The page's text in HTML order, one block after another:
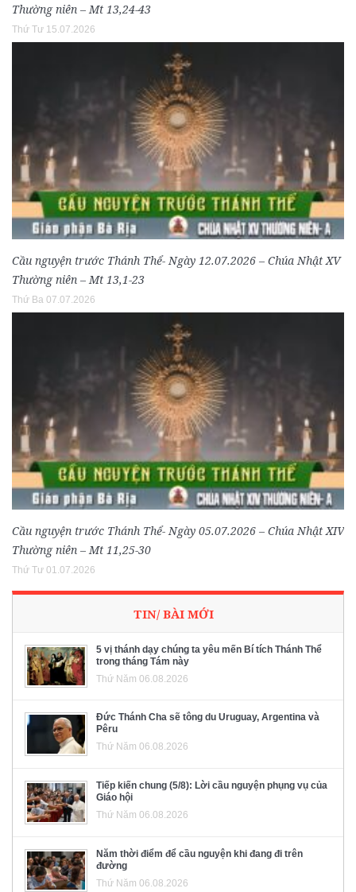
Thường niên – Mt 13,24-43
Thứ Tư 15.07.2026
Cầu nguyện trước Thánh Thể- Ngày 12.07.2026 – Chúa Nhật XV
Thường niên – Mt 13,1-23
Thứ Ba 07.07.2026
Cầu nguyện trước Thánh Thể- Ngày 05.07.2026 – Chúa Nhật XIV
Thường niên – Mt 11,25-30
Thứ Tư 01.07.2026
TIN/ BÀI MỚI
5 vị thánh dạy chúng ta yêu mến Bí tích Thánh Thể
trong tháng Tám này
Thứ Năm 06.08.2026
Đức Thánh Cha sẽ tông du Uruguay, Argentina và
Pêru
Thứ Năm 06.08.2026
Tiếp kiến chung (5/8): Lời cầu nguyện phụng vụ của
Giáo hội
Thứ Năm 06.08.2026
Năm thời điểm để cầu nguyện khi đang đi trên
đường
Thứ Năm 06.08.2026